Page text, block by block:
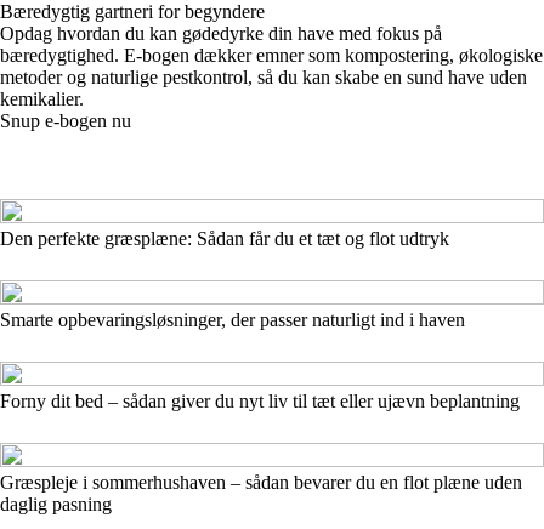
Bæredygtig gartneri for begyndere
Opdag hvordan du kan gødedyrke din have med fokus på
bæredygtighed. E-bogen dækker emner som kompostering, økologiske
metoder og naturlige pestkontrol, så du kan skabe en sund have uden
kemikalier.
Snup e-bogen nu
Den perfekte græsplæne: Sådan får du et tæt og flot udtryk
Smarte opbevaringsløsninger, der passer naturligt ind i haven
Forny dit bed – sådan giver du nyt liv til tæt eller ujævn beplantning
Græspleje i sommerhushaven – sådan bevarer du en flot plæne uden
daglig pasning